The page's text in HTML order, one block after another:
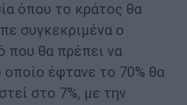
όπου το κράτος θα
συγκεκριμένα ο
που θα πρέπει να
οποίο έφτανε το 70% θα
στο 7%, με την